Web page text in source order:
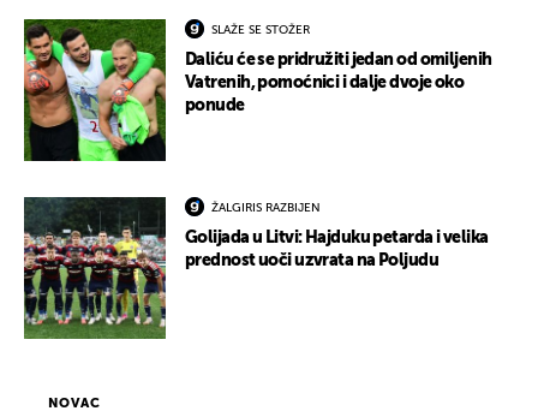
SLAŽE SE STOŽER
Daliću će se pridružiti jedan od omiljenih
Vatrenih, pomoćnici i dalje dvoje oko
ponude
ŽALGIRIS RAZBIJEN
Golijada u Litvi: Hajduku petarda i velika
prednost uoči uzvrata na Poljudu
NOVAC